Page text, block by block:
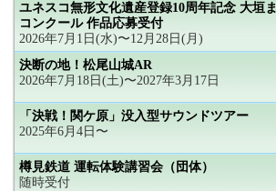
ユネスコ無形文化遺産登録10周年記念 大垣
コンクール 作品応募受付
2026年7月1日(水)〜12月28日(月)
決断の地！松尾山城AR
2026年7月18日(土)〜2027年3月17日
「決戦！関ケ原」没入型サウンドツアー
2025年6月4日〜
樽見鉄道 運転体験講習会（団体）
随時受付